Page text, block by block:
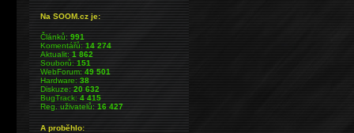
Na SOOM.cz je:
Článků:991
Komentářů:14 274
Aktualit:1 862
Souborů:151
WebForum:49 501
Hardware:38
Diskuze:20 632
BugTrack:4 415
Reg. uživatelů:16 427
A proběhlo: